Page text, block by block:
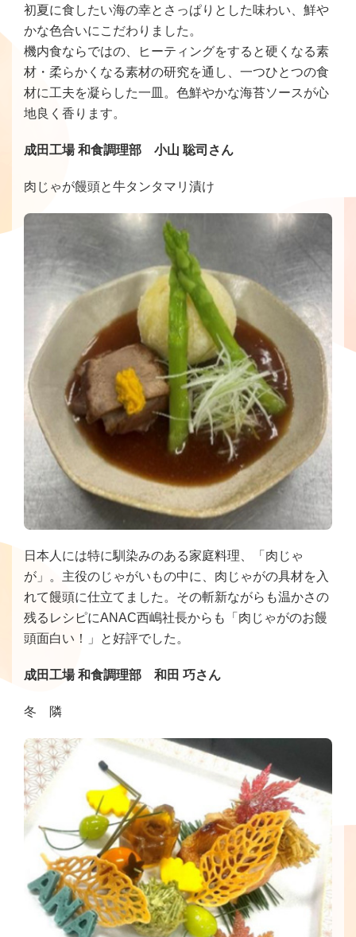
初夏に食したい海の幸とさっぱりとした味わい、鮮や
かな色合いにこだわりました。
機内食ならではの、ヒーティングをすると硬くなる素
材・柔らかくなる素材の研究を通し、一つひとつの食
材に工夫を凝らした一皿。色鮮やかな海苔ソースが心
地良く香ります。
成田工場 和食調理部 小山 聡司さん
肉じゃが饅頭と牛タンタマリ漬け
日本人には特に馴染みのある家庭料理、「肉じゃ
が」。主役のじゃがいもの中に、肉じゃがの具材を入
れて饅頭に仕立てました。その斬新ながらも温かさの
残るレシピにANAC西嶋社長からも「肉じゃがのお饅
頭面白い！」と好評でした。
成田工場 和食調理部 和田 巧さん
冬 隣